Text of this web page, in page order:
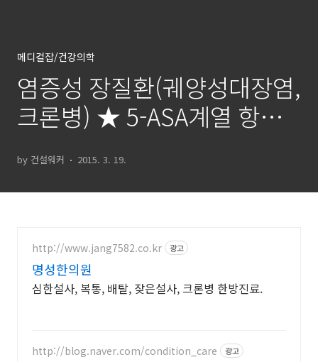
메디컬잡/건강의학
염증성 장질환(궤양성대장염,
크론병) ★ 5-ASA계열 항염
by 건설워커 2015. 3. 19.
http://www.jang7582.co.kr 광고
명성한의원
심한설사, 복통, 배탈, 잦은설사, 크론병 한방진료.
http://blog.naver.com/condition_care 광고